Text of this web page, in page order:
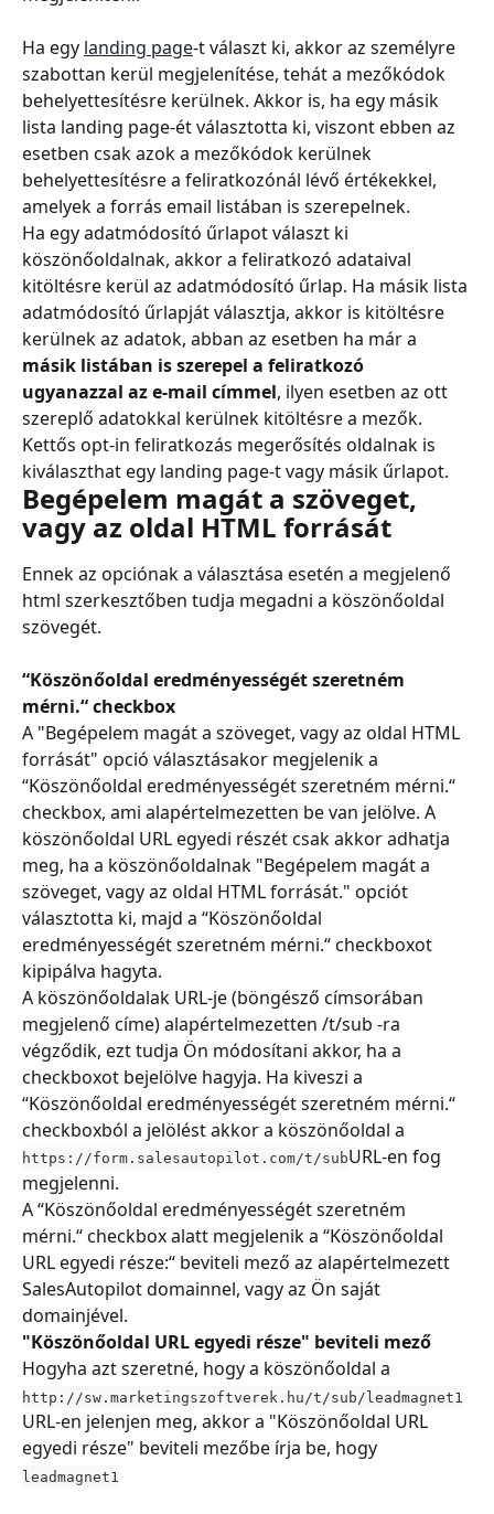
Ha egy landing page-t választ ki, akkor az személyre
szabottan kerül megjelenítése, tehát a mezőkódok
behelyettesítésre kerülnek. Akkor is, ha egy másik
lista landing page-ét választotta ki, viszont ebben az
esetben csak azok a mezőkódok kerülnek
behelyettesítésre a feliratkozónál lévő értékekkel,
amelyek a forrás email listában is szerepelnek.
Ha egy adatmódosító űrlapot választ ki
köszönőoldalnak, akkor a feliratkozó adataival
kitöltésre kerül az adatmódosító űrlap. Ha másik lista
adatmódosító űrlapját választja, akkor is kitöltésre
kerülnek az adatok, abban az esetben ha már a
másik listában is szerepel a feliratkozó
ugyanazzal az e-mail címmel, ilyen esetben az ott
szereplő adatokkal kerülnek kitöltésre a mezők.
Kettős opt-in feliratkozás megerősítés oldalnak is
kiválaszthat egy landing page-t vagy másik űrlapot.
Begépelem magát a szöveget,
vagy az oldal HTML forrását
Ennek az opciónak a választása esetén a megjelenő
html szerkesztőben tudja megadni a köszönőoldal
szövegét.
“Köszönőoldal eredményességét szeretném
mérni.“ checkbox
A "Begépelem magát a szöveget, vagy az oldal HTML
forrását" opció választásakor megjelenik a
“Köszönőoldal eredményességét szeretném mérni.“
checkbox, ami alapértelmezetten be van jelölve. A
köszönőoldal URL egyedi részét csak akkor adhatja
meg, ha a köszönőoldalnak "Begépelem magát a
szöveget, vagy az oldal HTML forrását." opciót
választotta ki, majd a “Köszönőoldal
eredményességét szeretném mérni.“ checkboxot
kipipálva hagyta.
A köszönőoldalak URL-je (böngésző címsorában
megjelenő címe) alapértelmezetten /t/sub -ra
végződik, ezt tudja Ön módosítani akkor, ha a
checkboxot bejelölve hagyja. Ha kiveszi a
“Köszönőoldal eredményességét szeretném mérni.“
checkboxból a jelölést akkor a köszönőoldal a
https://form.salesautopilot.com/t/subURL-en fog
megjelenni.
A “Köszönőoldal eredményességét szeretném
mérni.“ checkbox alatt megjelenik a “Köszönőoldal
URL egyedi része:“ beviteli mező az alapértelmezett
SalesAutopilot domainnel, vagy az Ön saját
domainjével.
"Köszönőoldal URL egyedi része" beviteli mező
Hogyha azt szeretné, hogy a köszönőoldal a
http://sw.marketingszoftverek.hu/t/sub/leadmagnet1
URL-en jelenjen meg, akkor a "Köszönőoldal URL
egyedi része" beviteli mezőbe írja be, hogy
leadmagnet1